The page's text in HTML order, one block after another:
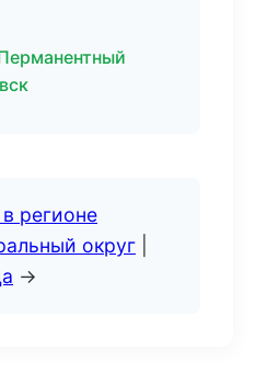
регионе
округ
→